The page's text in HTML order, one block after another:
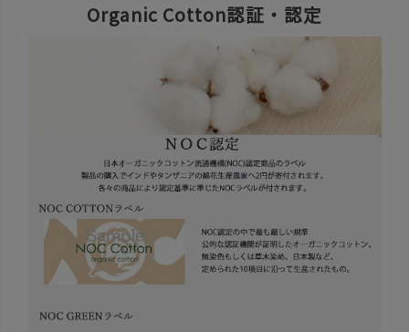
Organic Cotton認証・認定